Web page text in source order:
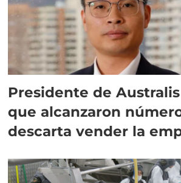
Presidente de
que alcanzaron
descarta vender la